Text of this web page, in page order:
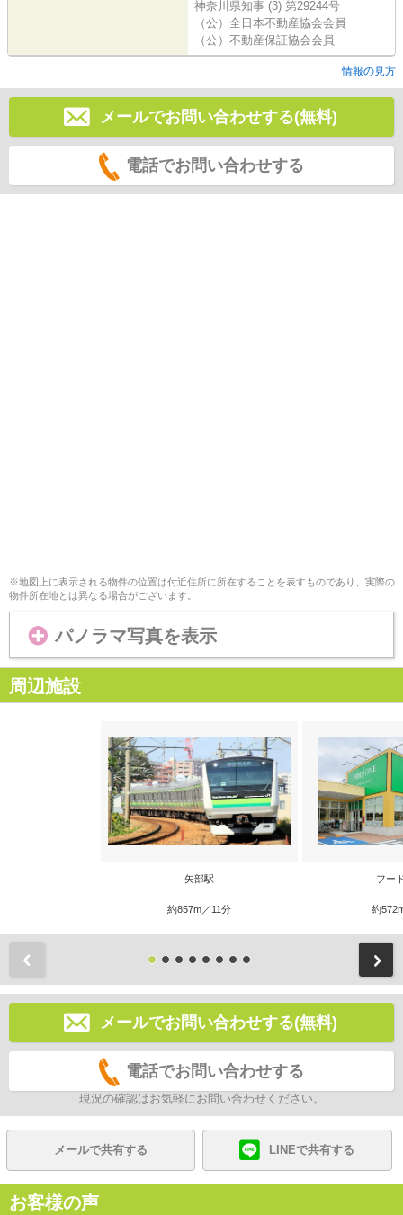
神奈川県知事 (3) 第29244号
（公）全日本不動産協会会員
（公）不動産保証協会会員
情報の見方
メールでお問い合わせする(無料)
電話でお問い合わせする
※地図上に表示される物件の位置は付近住所に所在することを表すものであり、実際の
物件所在地とは異なる場合がございます。
パノラマ写真を表示
周辺施設
矢部駅
約857m／11分
フー
約
メールでお問い合わせする(無料)
電話でお問い合わせする
現況の確認はお気軽にお問い合わせください。
メールで共有する LINEで共有する
お客様の声